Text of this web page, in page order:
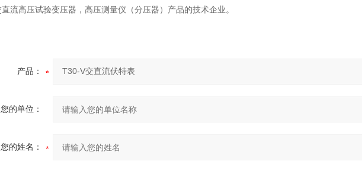
流高压试验变压器，高压测量仪（分压器）产品的技术企业。
产品：
您的单位：
您的姓名：